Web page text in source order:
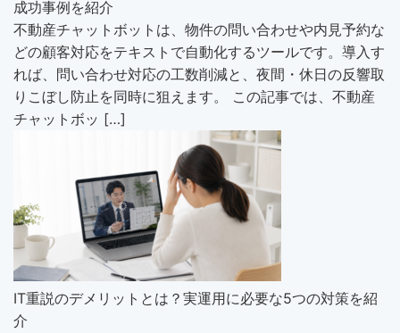
成功事例を紹介
不動産チャットボットは、物件の問い合わせや内見予約な
どの顧客対応をテキストで自動化するツールです。導入す
れば、問い合わせ対応の工数削減と、夜間・休日の反響取
りこぼし防止を同時に狙えます。 この記事では、不動産
チャットボッ […]
IT重説のデメリットとは？実運用に必要な5つの対策を紹
介